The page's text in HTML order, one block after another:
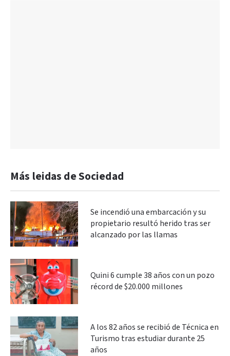
Más leidas de Sociedad
Se incendió una embarcación y su
propietario resultó herido tras ser
alcanzado por las llamas
Quini 6 cumple 38 años con un pozo
récord de $20.000 millones
A los 82 años se recibió de Técnica en
Turismo tras estudiar durante 25
años